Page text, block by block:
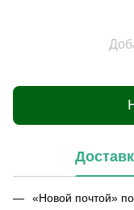
«Новой почтой»